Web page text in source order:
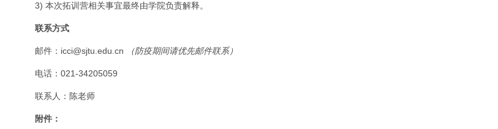
3) 本次拓训营相关事宜最终由学院负责解释。
联系方式
邮件：icci@sjtu.edu.cn （防疫期间请优先邮件联系）
电话：021-34205059
联系人：陈老师
附件：